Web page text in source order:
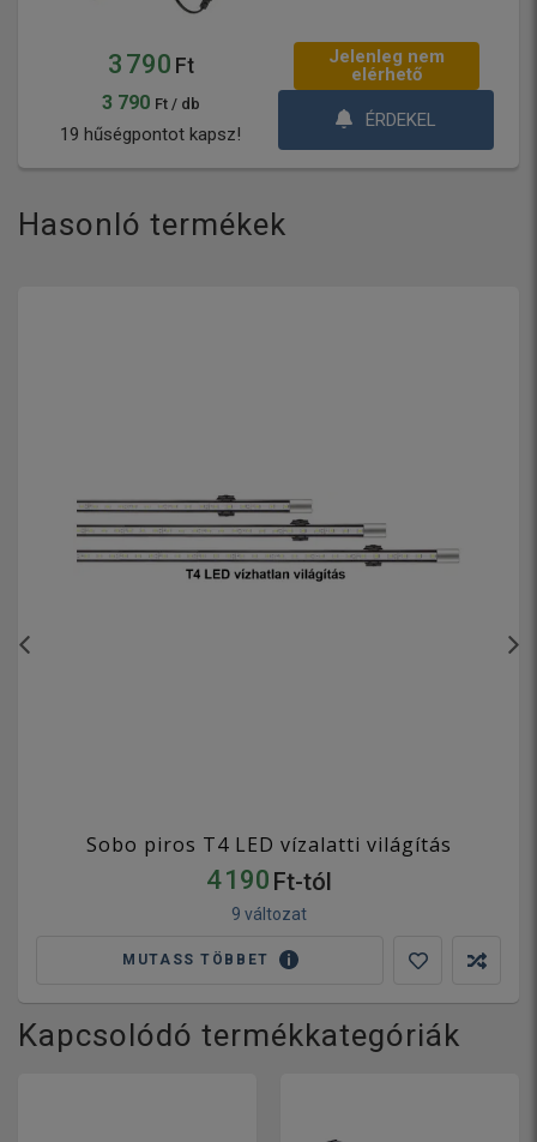
3 790 Ft
3 790 Ft / db
19 hűségpontot kapsz!
Jelenleg nem
elérhető
ÉRDEKEL
Hasonló termékek
Sobo piros T4 LED vízalatti világítás
4 190 Ft-tól
9 változat
MUTASS TÖBBET
Kapcsolódó termékkategóriák